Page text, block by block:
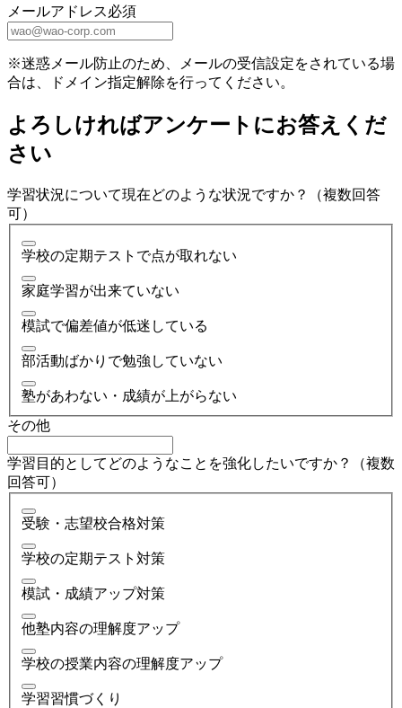
メールアドレス必須
※迷惑メール防止のため、メールの受信設定をされている場
合は、ドメイン指定解除を行ってください。
よろしければアンケートにお答えくだ
さい
学習状況について現在どのような状況ですか？（複数回答
可）
学校の定期テストで点が取れない
家庭学習が出来ていない
模試で偏差値が低迷している
部活動ばかりで勉強していない
塾があわない・成績が上がらない
その他
学習目的としてどのようなことを強化したいですか？（複数
回答可）
受験・志望校合格対策
学校の定期テスト対策
模試・成績アップ対策
他塾内容の理解度アップ
学校の授業内容の理解度アップ
学習習慣づくり